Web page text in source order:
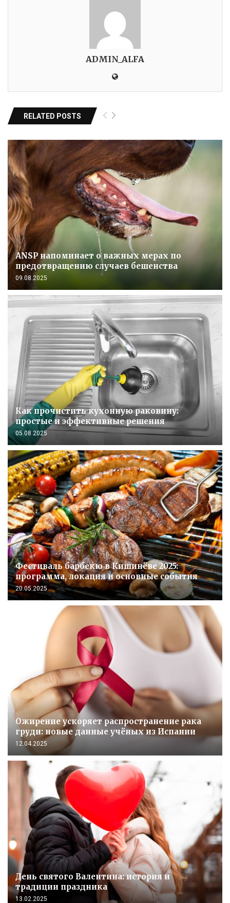
ADMIN_ALFA
RELATED POSTS
ANSP напоминает о важных мерах по
предотвращению случаев бешенства
09.08.2025
Как прочистить кухонную раковину:
простые и эффективные решения
05.08.2025
Фестиваль барбекю в Кишинёве 2025:
программа, локация и основные события
20.05.2025
Ожирение ускоряет распространение рака
груди: новые данные учёных из Испании
12.04.2025
День святого Валентина: история и
традиции праздника
13.02.2025